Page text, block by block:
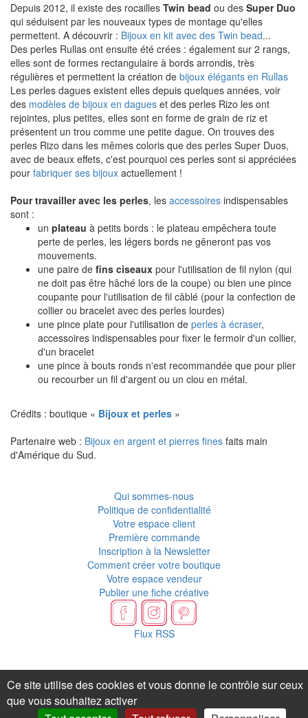
Depuis 2012, il existe des rocailles Twin bead ou des Super Duo
qui séduisent par les nouveaux types de montage qu'elles
permettent. A découvrir : Bijoux en kit avec des Twin bead...
Des perles Rullas ont ensuite été crées : également sur 2 rangs,
elles sont de formes rectangulaire à bords arrondis, très
régulières et permettent la création de bijoux élégants en Rullas
Les perles dagues existent elles depuis quelques années, voir
des modèles de bijoux en dagues et des perles Rizo les ont
rejointes, plus petites, elles sont en forme de grain de riz et
présentent un trou comme une petite dague. On trouves des
perles Rizo dans les mêmes coloris que des perles Super Duos,
avec de beaux effets, c'est pourquoi ces perles sont si appréciées
pour fabriquer ses bijoux actuellement !
Pour travailler avec les perles, les accessoires indispensables
sont :
un plateau à petits bords : le plateau empêchera toute
perte de perles, les légers bords ne gêneront pas vos
mouvements.
une paire de fins ciseaux pour l'utilisation de fil nylon (qui
ne doit pas être hâché lors de la coupe) ou bien une pince
coupante pour l'utilisation de fil câblé (pour la confection de
collier ou bracelet avec des perles lourdes)
une pince plate pour l'utilisation de perles à écraser,
accessoires indispensables pour fixer le fermoir d'un collier,
d'un bracelet
une pince à bouts ronds n'est recommandée que pour plier
ou recourber un fil d'argent ou un clou en métal.
Crédits : boutique « Bijoux et perles »
Partenaire web : Bijoux en argent et pierres fines faits main
d'Amérique du Sud.
Qui sommes-nous
Politique de confidentialité
Votre espace client
Première commande
Inscription à la Newsletter
Comment créer votre boutique
Votre espace vendeur
Publier une fiche créative
Flux RSS
Ce site utilise des cookies et vous donne le contrôle sur ceux
que vous souhaitez activer